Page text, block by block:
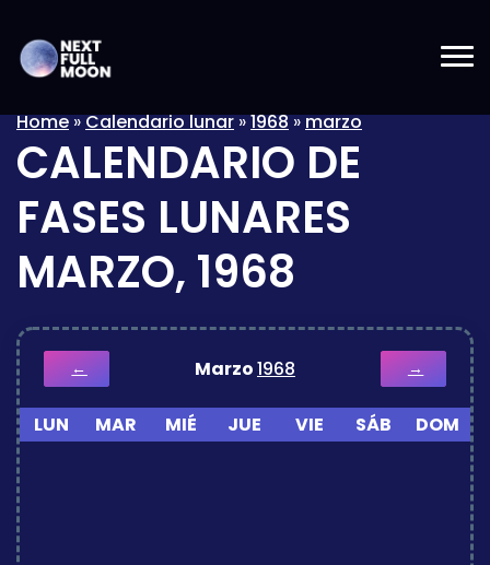
Home»Calendario lunar»1968»marzo
CALENDARIO DE
FASES LUNARES
MARZO, 1968
← Marzo1968 →
LUN MAR MIÉ JUE VIE SÁB DOM